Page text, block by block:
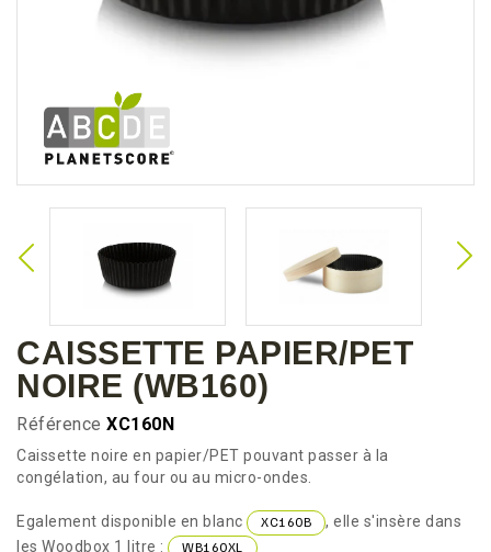
CAISSETTE PAPIER/PET
NOIRE (WB160)
Référence XC160N
Caissette noire en papier/PET pouvant passer à la
congélation, au four ou au micro-ondes.
Egalement disponible en blanc XC160B
, elle s'insère dans
les Woodbox 1 litre :
WB160XL